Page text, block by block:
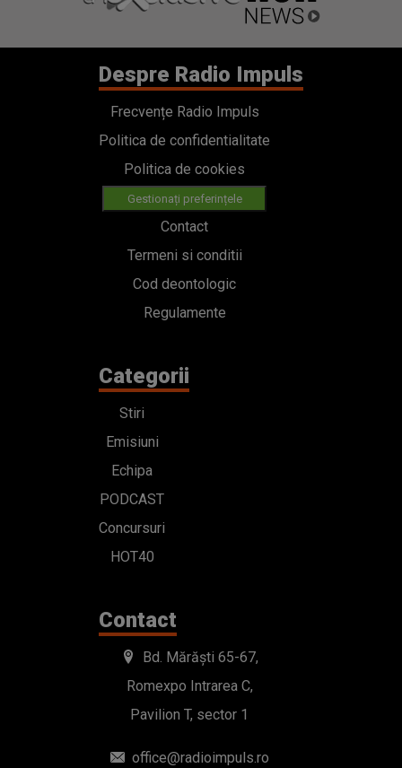
Despre Radio Impuls
Frecvențe Radio Impuls
Politica de confidentialitate
Politica de cookies
Gestionați preferințele
Contact
Termeni si conditii
Cod deontologic
Regulamente
Categorii
Stiri
Emisiuni
Echipa
PODCAST
Concursuri
HOT40
Contact
Bd. Mărăști 65-67,
Romexpo Intrarea C,
Pavilion T, sector 1
office@radioimpuls.ro